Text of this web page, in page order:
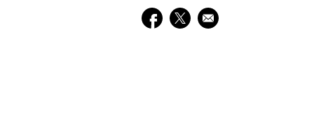
Udostępnij na facebook
Udostępnij na twitter
E-mail do przyjaciela